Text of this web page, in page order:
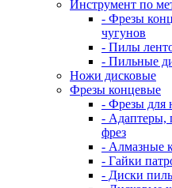
Инструмент по
- Фрезы
чугунов
- Пилы
- Пильные
Ножи дисковые
Фрезы концевые
- Фрезы для
- Адаптеры,
фрез
- Алмазные
- Гайки
- Диски